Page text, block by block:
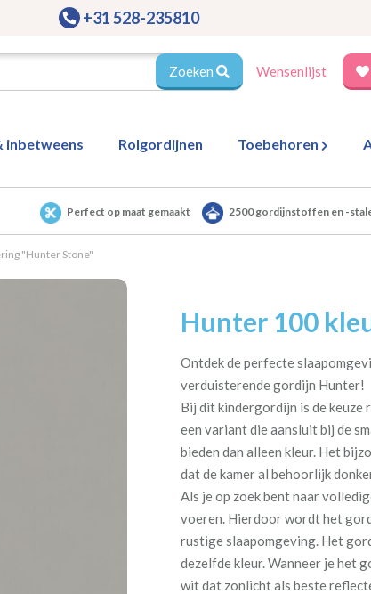
+31 528-235810
Zoeken Wensenlijst
inbetweens Rolgordijnen Toebehoren
Perfect op maat gemaakt 2500 gordijnstoffen en -
"Hunter Stone"
Hunter 100
Ontdek de perfecte
verduisterende gordijn Hunter!
Bij dit kindergordijn is de keuze
een variant die aansluit bij de
bieden dan alleen kleur. Het
dat de kamer al behoorlijk
Als je op zoek bent naar
voeren. Hierdoor wordt het
rustige slaapomgeving. Het
dezelfde kleur. Wanneer je het
wit dat zonlicht als beste